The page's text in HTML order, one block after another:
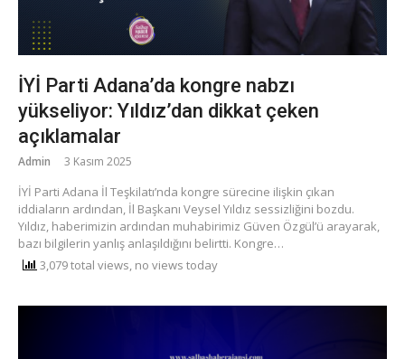
İYİ Parti Adana’da kongre nabzı
yükseliyor: Yıldız’dan dikkat çeken
açıklamalar
Admin 3 Kasım 2025
İYİ Parti Adana İl Teşkilatı’nda kongre sürecine ilişkin çıkan
iddiaların ardından, İl Başkanı Veysel Yıldız sessizliğini bozdu.
Yıldız, haberimizin ardından muhabirimiz Güven Özgül’ü arayarak,
bazı bilgilerin yanlış anlaşıldığını belirtti. Kongre…
3,079 total views, no views today